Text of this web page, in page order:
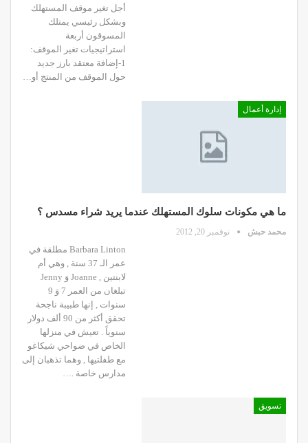
أجل تغير موقف المستهلك
وبشكل رئيسي يمتلك
المسوقون أربعة
استراتيجيات تغير الموقف:
1-إضافة معتقد بارز جديد
حول الموقف من المنتج أو…
إدارة أعمال
ما هي مكونات سلوك المستهلك عندما يريد شراء مسدس ؟
محمد حبش نوفمبر 20, 2012
Barbara Linton مطلقة في
عمر الـ 37 سنة , وهي أم
لابنتين , Joanne وَ Jenny
تبلغان من العمر 7 وَ 9
سنوات , إنها طبيبة ناجحة
تحقق أكثر من 90 ألف دولار
سنوياً . تعيش في منزلها
الخاص في ضواحي شيكاغو
مع طفلتيها , وهما تذهبان إلى
مدارس خاصة .…
تسويق